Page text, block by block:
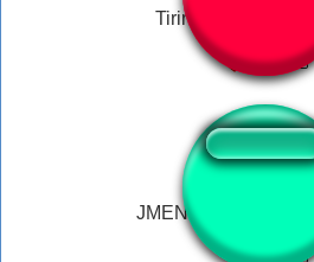
Tiringa - Me da
JMENT BATS LES